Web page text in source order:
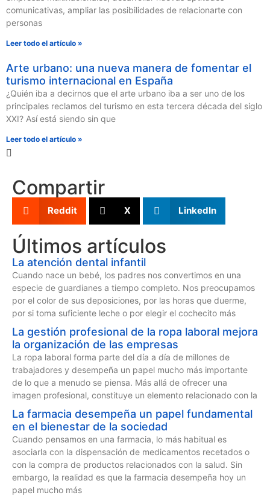
comunicativas, ampliar las posibilidades de relacionarte con
personas
Leer todo el artículo »
Arte urbano: una nueva manera de fomentar el
turismo internacional en España
¿Quién iba a decirnos que el arte urbano iba a ser uno de los
principales reclamos del turismo en esta tercera década del siglo
XXI? Así está siendo sin que
Leer todo el artículo »
Compartir
Reddit X LinkedIn
Últimos artículos
La atención dental infantil
Cuando nace un bebé, los padres nos convertimos en una
especie de guardianes a tiempo completo. Nos preocupamos
por el color de sus deposiciones, por las horas que duerme,
por si toma suficiente leche o por elegir el cochecito más
La gestión profesional de la ropa laboral mejora
la organización de las empresas
La ropa laboral forma parte del día a día de millones de
trabajadores y desempeña un papel mucho más importante
de lo que a menudo se piensa. Más allá de ofrecer una
imagen profesional, constituye un elemento relacionado con la
La farmacia desempeña un papel fundamental
en el bienestar de la sociedad
Cuando pensamos en una farmacia, lo más habitual es
asociarla con la dispensación de medicamentos recetados o
con la compra de productos relacionados con la salud. Sin
embargo, la realidad es que la farmacia desempeña hoy un
papel mucho más